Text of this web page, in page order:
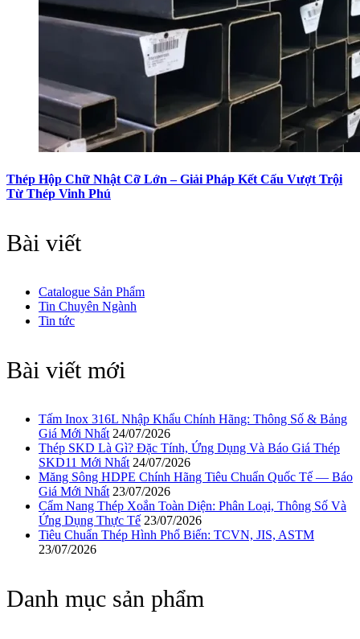
Thép Hộp Chữ Nhật Cỡ Lớn – Giải Pháp Kết Cấu Vượt Trội
Từ Thép Vinh Phú
Bài viết
Catalogue Sản Phẩm
Tin Chuyên Ngành
Tin tức
Bài viết mới
Tấm Inox 316L Nhập Khẩu Chính Hãng: Thông Số & Bảng
Giá Mới Nhất 24/07/2026
Thép SKD Là Gì? Đặc Tính, Ứng Dụng Và Báo Giá Thép
SKD11 Mới Nhất 24/07/2026
Măng Sông HDPE Chính Hãng Tiêu Chuẩn Quốc Tế — Báo
Giá Mới Nhất 23/07/2026
Cẩm Nang Thép Xoắn Toàn Diện: Phân Loại, Thông Số Và
Ứng Dụng Thực Tế 23/07/2026
Tiêu Chuẩn Thép Hình Phổ Biến: TCVN, JIS, ASTM
23/07/2026
Danh mục sản phẩm